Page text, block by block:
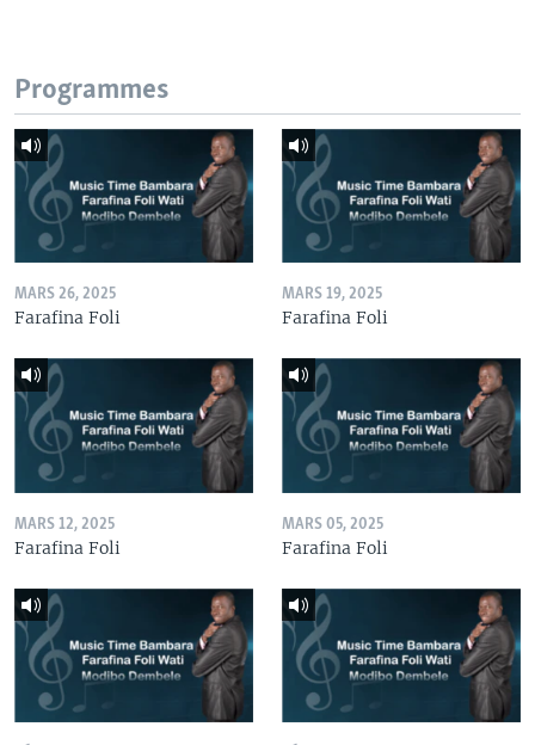
Programmes
MARS 26, 2025
Farafina Foli
MARS 19, 2025
Farafina Foli
MARS 12, 2025
Farafina Foli
MARS 05, 2025
Farafina Foli